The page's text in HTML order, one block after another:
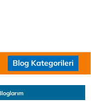
Blog Kategorileri